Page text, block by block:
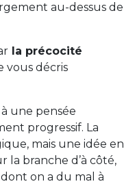
au-dessus de
la précocité
vous décris
une pensée
progressif. La
mais une idée en
la branche d’à côté,
dont on a du mal à